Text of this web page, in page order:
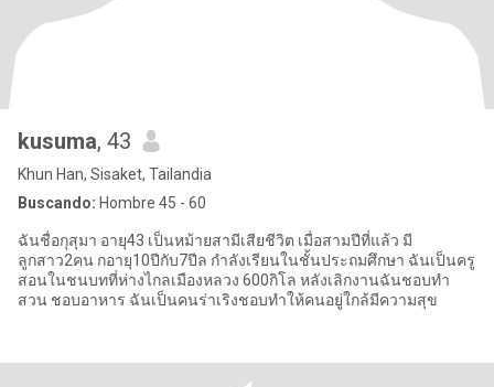
kusuma, 43
Khun Han, Sisaket, Tailandia
Buscando: Hombre 45 - 60
ฉันชื่อกุสุมา อายุ43 เป็นหม้ายสามีเสียชีวิต เมื่อสามปีที่แล้ว มี
ลูกสาว2คน กอายุ10ปีกับ7ปีล กำลังเรียนในชั้นประถมศึกษา ฉันเป็นครู
สอนในชนบทที่ห่างไกลเมืองหลวง 600กิโล หลังเลิกงานฉันชอบทำ
สวน ชอบอาหาร ฉันเป็นคนร่าเริงชอบทำให้คนอยู่ใกล้มีความสุข